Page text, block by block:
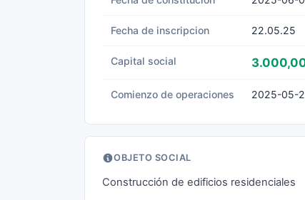
Fecha de inscripcion 22.05.25
Capital social
Comienzo de operaciones 2025-05-
OBJETO SOCIAL
Construcción de edificios residenciales